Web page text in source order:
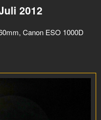
2012
Canon ESO 1000D